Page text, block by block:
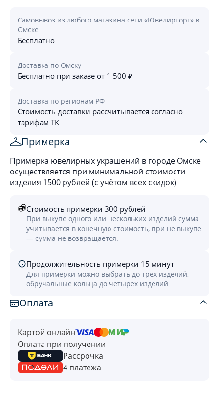
Самовывоз из любого магазина сети «Ювелирторг» в
Омске
Бесплатно
Доставка по Омску
Бесплатно при заказе от 1 500 ₽
Доставка по регионам РФ
Стоимость доставки рассчитывается согласно
тарифам ТК
Примерка
Примерка ювелирных украшений в городе Омске
осуществляется при минимальной стоимости
изделия 1500 рублей (с учётом всех скидок)
Стоимость примерки 300 рублей
При выкупе одного или нескольких изделий сумма
учитывается в конечную стоимость, при не выкупе
— сумма не возвращается.
Продолжительность примерки 15 минут
Для примерки можно выбрать до трех изделий,
обручальные кольца до четырех изделий
Оплата
Картой онлайн
Оплата при получении
Рассрочка
4 платежа